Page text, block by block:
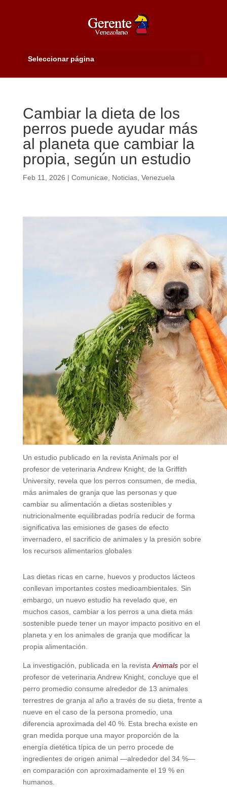
Seleccionar página
Cambiar la dieta de los
perros puede ayudar más
al planeta que cambiar la
propia, según un estudio
Feb 11, 2026 | Comunicae Noticias, Venezuela
Un estudio publicado en la revista Animals por el
profesor de veterinaria Andrew Knight, de la Griffith
University, revela que los perros consumen, de media,
más animales de granja que las personas y que
cambiar su alimentación a dietas sostenibles y
nutricionalmente equilibradas podría reducir de forma
significativa las emisiones de gases de efecto
invernadero, el sacrificio de animales y la presión sobre
los recursos alimentarios globales
Las dietas ricas en carne, huevos y productos lácteos
conllevan importantes costes medioambientales. Sin
embargo, un nuevo estudio ha revelado que, en
muchos casos, cambiar a los perros a una dieta más
sostenible puede tener un mayor impacto positivo en el
planeta y en los animales de granja que modificar la
propia alimentación.
La investigación, publicada en la revistaAnimalspor el
profesor de veterinaria Andrew Knight, concluye que el
perro promedio consume alrededor de 13 animales
terrestres de granja al año a través de su dieta, frente a
nueve en el caso de la persona promedio, una
diferencia aproximada del 40 %. Esta brecha existe en
gran medida porque una mayor proporción de la
energía dietética típica de un perro procede de
ingredientes de origen animal —alrededor del 34 %—
en comparación con aproximadamente el 19 % en
humanos.